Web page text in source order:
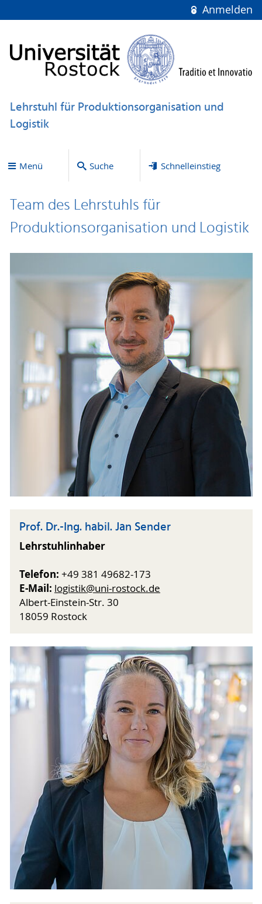
Anmelden
Lehrstuhl für Produktionsorganisation und
Logistik
Menü Suche Schnelleinstieg
Team des Lehrstuhls für
Produktionsorganisation und Logistik
Prof. Dr.-Ing. habil. Jan Sender
Lehrstuhlinhaber
Telefon: +49 381 49682-173
E-Mail: logistik@uni-rostock.de
Albert-Einstein-Str. 30
18059 Rostock